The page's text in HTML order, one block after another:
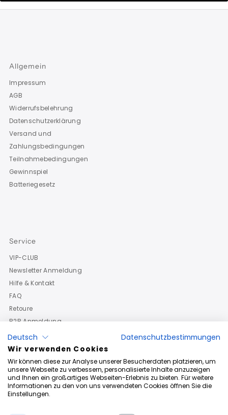
Allgemein
Impressum
AGB
Widerrufsbelehrung
Datenschutzerklärung
Versand und
Zahlungsbedingungen
Teilnahmebedingungen
Gewinnspiel
Batteriegesetz
Service
VIP-CLUB
Newsletter Anmeldung
Hilfe & Kontakt
FAQ
Retoure
B2B Anmeldung
Deutsch
Datenschutzbestimmungen
Wir verwenden Cookies
Wir können diese zur Analyse unserer Besucherdaten platzieren, um
unsere Webseite zu verbessern, personalisierte Inhalte anzuzeigen
und Ihnen ein großartiges Webseiten-Erlebnis zu bieten. Für weitere
Informationen zu den von uns verwendeten Cookies öffnen Sie die
Einstellungen.